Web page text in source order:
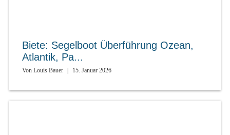
Biete: Segelboot Überführung Ozean,
Atlantik, Pa...
Von Louis Bauer 15. Januar 2026